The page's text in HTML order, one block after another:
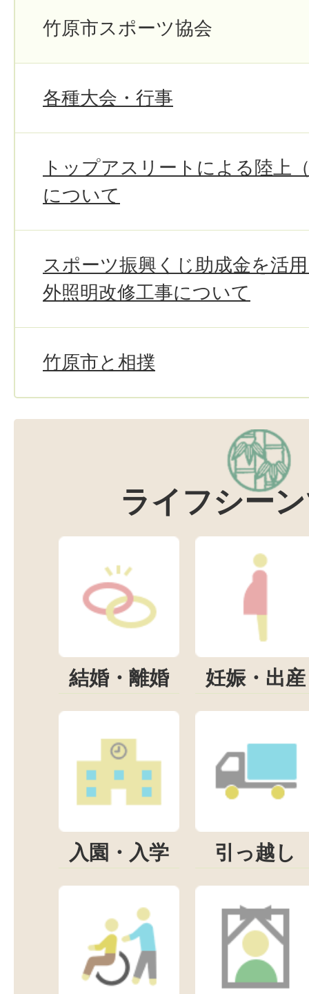
竹原市スポーツ協会
各種大会・行事
トップアスリートによる陸上
について
スポーツ振興くじ助成金を活
外照明改修工事について
竹原市と相撲
ライフシー
結婚・離婚 妊娠・出産
入園・入学 引っ越し